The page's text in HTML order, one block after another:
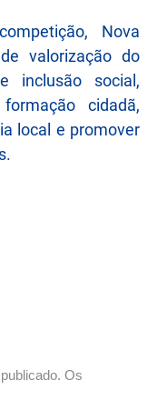
Nova
valorização do
inclusão social,
cidadã,
local e promover
Os